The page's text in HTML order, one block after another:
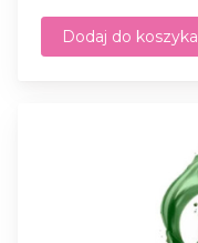
Dodaj do koszyka